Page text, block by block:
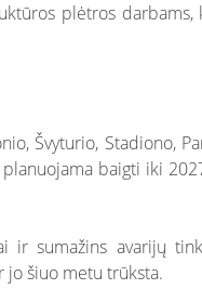
plėtros
Švyturio, Stadiono,
baigti iki
sumažins avarijų
jo šiuo metu trūksta.